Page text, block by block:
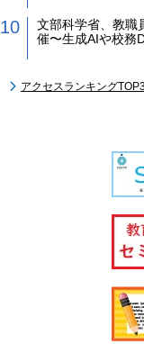
文部科学省、教職
催〜生成AIや校務
アクセスランキング